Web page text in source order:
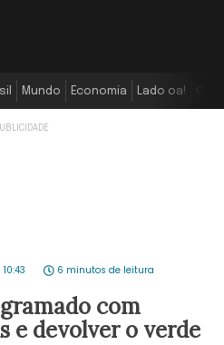
Mundo Economia Lado oa!
6 minutos de leitura
com
e devolver o verde